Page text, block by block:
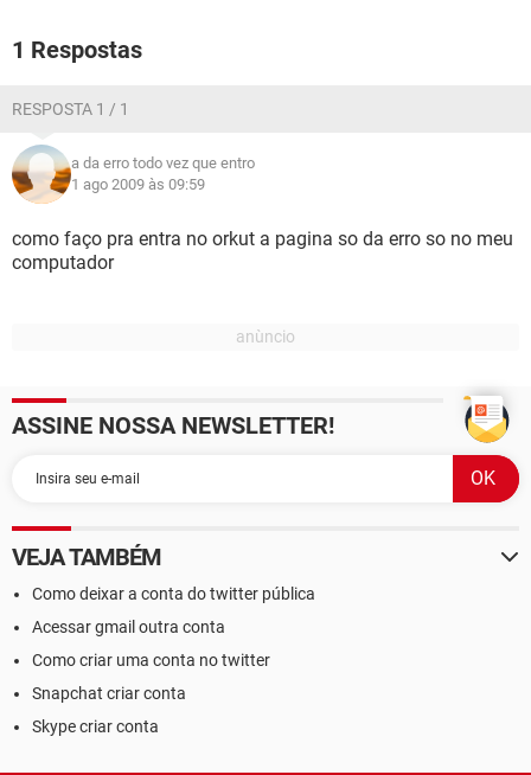
1 Respostas
RESPOSTA 1 / 1
a da erro todo vez que entro
1 ago 2009 às 09:59
como faço pra entra no orkut a pagina so da erro so no meu
computador
ASSINE NOSSA NEWSLETTER!
VEJA TAMBÉM
Como deixar a conta do twitter pública
Acessar gmail outra conta
Como criar uma conta no twitter
Snapchat criar conta
Skype criar conta